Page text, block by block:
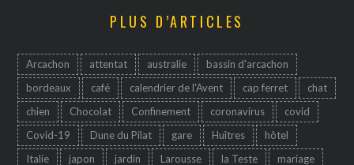
PLUS D’ARTICLES
Arcachon attentat australie
bassin d'arcachon
bordeaux
café calendrier de l'Avent cap ferret
chat
chien
Chocolat Confinement coronavirus
covid
Covid-19
Dune du Pilat gare Huîtres
hôtel
Italie
japon jardin Larousse la Teste
mariage